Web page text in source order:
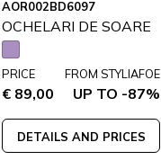
AOR002BD6097
OCHELARI DE SOARE
PRICE
€ 89,00
FROM STYLIAFOE
UP TO -87%
DETAILS AND PRICES